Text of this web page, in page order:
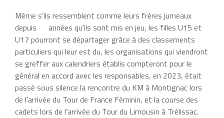
Même s’ils ressemblent comme leurs frères jumeaux
depuis années qu’ils sont mis en jeu, les filles U15 et
U17 pourront se départager grâce à des classements
particuliers qui leur est du, les organisations qui viendront
se greffer aux calendriers établis compteront pour le
général en accord avec les responsables, en 2023, était
passé sous silence la rencontre du KM à Montignac lors
de l’arrivée du Tour de France Féminin, et la course des
cadets lors de l’arrivée du Tour du Limousin à Trélissac.